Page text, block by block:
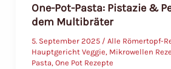
One-Pot-Pasta: Pistazie &
dem Multibräter
5. September 2025 / Alle Römertopf-
Hauptgericht Veggie, Mikrowellen
Pasta, One Pot Rezepte